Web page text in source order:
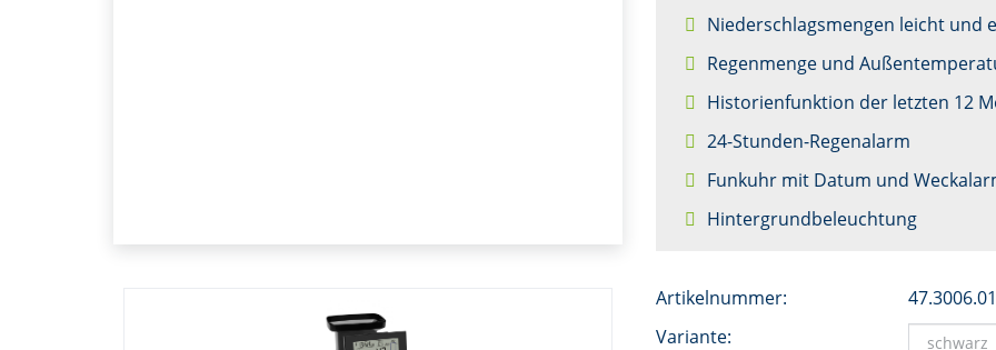
Niederschlagsmengen leicht und
Regenmenge und
Historienfunktion der letzten 12
24-Stunden-Regenalarm
Funkuhr mit Datum und
Hintergrundbeleuchtung
Artikelnummer:
47.3006.01
Variante: